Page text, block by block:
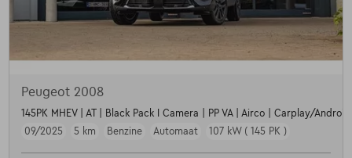
Peugeot 2008
145PK MHEV | AT | Black Pack I Camera | PP VA | Airco | Carplay/
09/2025
5 km Benzine Automaat 107 kW ( 145 PK )